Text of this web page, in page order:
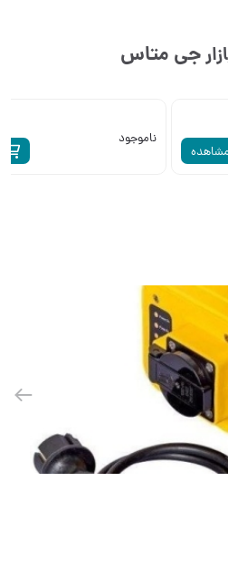
جی متاس
مشاهده
ناموجود